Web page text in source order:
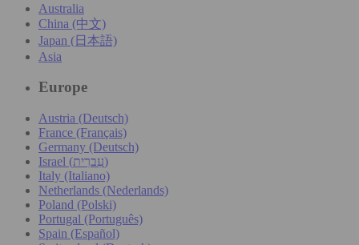
Australia
China (中文)
Japan (日本語)
Asia
Europe
Austria (Deutsch)
France (Français)
Germany (Deutsch)
Israel (עִברִית)
Italy (Italiano)
Netherlands (Nederlands)
Poland (Polski)
Portugal (Português)
Spain (Español)